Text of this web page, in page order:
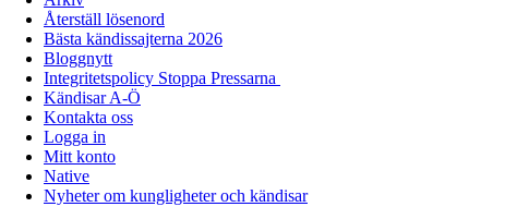
Återställ lösenord
Bästa kändissajterna 2026
Bloggnytt
Integritetspolicy Stoppa Pressarna
Kändisar A-Ö
Kontakta oss
Logga in
Mitt konto
Native
Nyheter om kungligheter och kändisar